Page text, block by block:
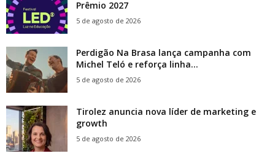
Prêmio 2027
5 de agosto de 2026
Perdigão Na Brasa lança campanha com
Michel Teló e reforça linha...
5 de agosto de 2026
Tirolez anuncia nova líder de marketing e
growth
5 de agosto de 2026